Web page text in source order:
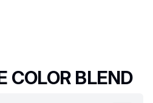
COLOR BLEND